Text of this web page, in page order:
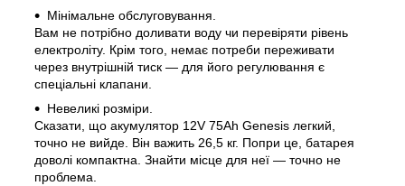
Мінімальне обслуговування.
Вам не потрібно доливати воду чи перевіряти рівень
електроліту. Крім того, немає потреби переживати
через внутрішній тиск — для його регулювання є
спеціальні клапани.
Невеликі розміри.
Сказати, що акумулятор 12V 75Ah Genesis легкий,
точно не вийде. Він важить 26,5 кг. Попри це, батарея
доволі компактна. Знайти місце для неї — точно не
проблема.